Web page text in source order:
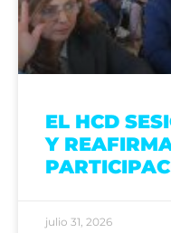
EL HCD
Y
julio 31, 2026